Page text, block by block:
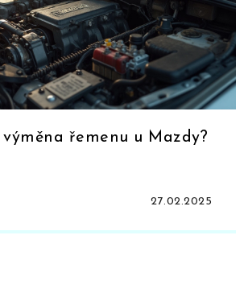
řemenu u Mazdy?
27.02.2025